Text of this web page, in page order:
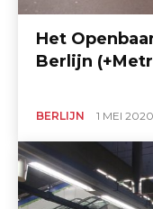
Het
Berlijn
BERLIJN 1 MEI 2020